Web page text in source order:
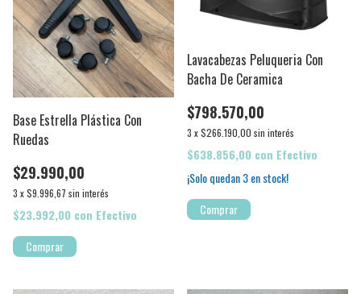
Base Estrella Plástica Con
Ruedas
$29.990,00
3 x$9.996,67 sin interés
$23.992,00 con Efectivo
Lavacabezas Peluqueria Con
Bacha De Ceramica
$798.570,00
3 x$266.190,00 sin interés
$638.856,00 con Efectivo
¡Solo quedan3en stock!
Comprar